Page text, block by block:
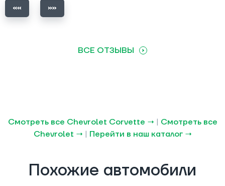
ВСЕ ОТЗЫВЫ
Смотреть все Chevrolet Corvette → | Смотреть все
Chevrolet → | Перейти в наш каталог →
Похожие автомобили